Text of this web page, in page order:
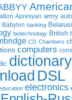
Apresyan army
Babylon banking
biotechnology British
CD Chambers
computers
dictionary
DSL
electronics